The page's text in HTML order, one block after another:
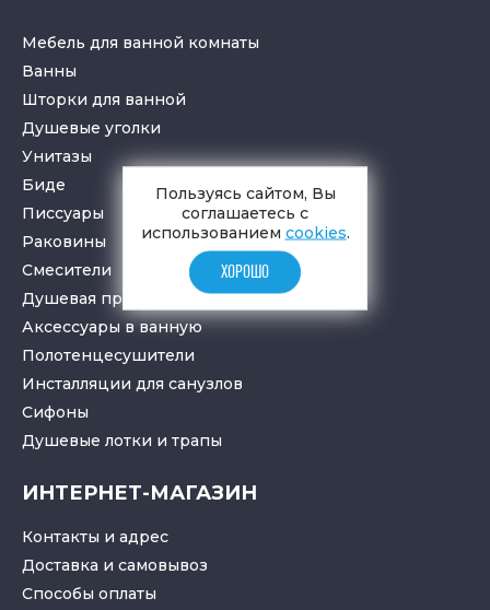
Мебель для ванной комнаты
Ванны
Шторки для ванной
Душевые уголки
Унитазы
Биде
Писсуары
Раковины
Смесители
Душевая программа
Аксессуары в ванную
Полотенцесушители
Инсталляции для санузлов
Cифоны
Душевые лотки и трапы
ИНТЕРНЕТ-МАГАЗИН
Контакты и адрес
Доставка и самовывоз
Способы оплаты
Пользуясь сайтом, Вы
соглашаетесь с
использованием cookies.
ХОРОШО